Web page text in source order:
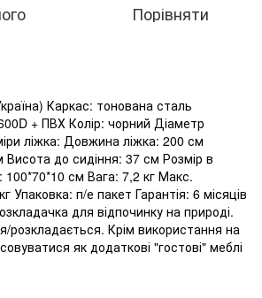
Порівняти
Каркас: тонована сталь
+ ПВХ Колір: чорний Діаметр
ліжка: Довжина ліжка: 200 см
до сидіння: 37 см Розмір в
100*70*10 см Вага: 7,2 кг Макс.
Упаковка: п/е пакет Гарантія: 6 місяців
для відпочинку на природі.
розкладається. Крім використання на
як додаткові "гостові" меблі